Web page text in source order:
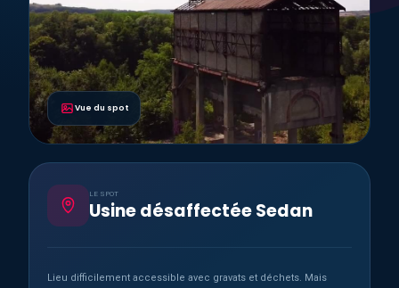
Vue du spot
LE SPOT
Usine désaffectée Sedan
Lieu difficilement accessible avec gravats et déchets. Mais